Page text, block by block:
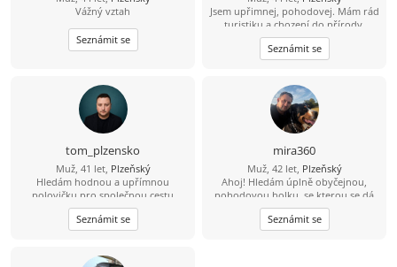
Vážný vztah
Seznámit se
Jsem upřimnej, pohodovej. Mám rád
turistiku a chození do přírody.
Seznámit se
tom_plzensko
Muž, 41 let, Plzeňský
Hledám hodnou a upřímnou
polovičku pro společnou cestu
životem.
Seznámit se
mira360
Muž, 42 let, Plzeňský
Ahoj! Hledám úplně obyčejnou,
pohodovou holku, se kterou se dá
smát i mlčet. Zkrátka fajn parťačku
do pohody i nepohody, která si na
nic nehraje a ráda podnikne něco
Seznámit se